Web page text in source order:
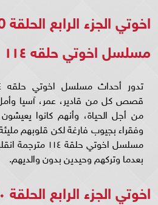
اخوتي الجزء الرابع الحلقة 20
مسلسل اخوتي حلقه ١١٤
قصص كل من قادير، عمر، آسيا
من أجل الحياة، وأنهم كانوا
وفقراء بجيوب فارغة لكن قلوبهم
مسلسل اخوتي
بعدما وتركهم وحيدين بدون والديهم.
اخوتي الجزء الرابع الحلقة ٢٠